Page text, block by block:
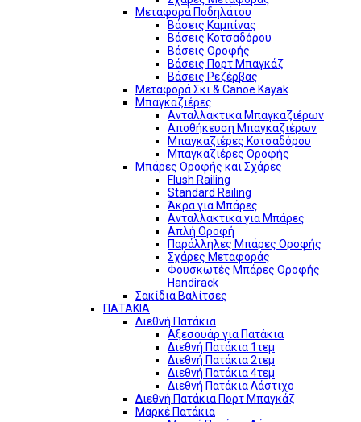
Μεταφορά Ποδηλάτου
Βάσεις Καμπίνας
Βάσεις Κοτσαδόρου
Βάσεις Οροφής
Βάσεις Πορτ Μπαγκάζ
Βάσεις Ρεζέρβας
Μεταφορά Σκι & Canoe Kayak
Μπαγκαζιέρες
Ανταλλακτικά Μπαγκαζιέρων
Αποθήκευση Μπαγκαζιέρων
Μπαγκαζιέρες Κοτσαδόρου
Μπαγκαζιέρες Οροφής
Μπάρες Οροφής και Σχάρες
Flush Railing
Standard Railing
Άκρα για Μπάρες
Ανταλλακτικά για Μπάρες
Απλή Οροφή
Παράλληλες Μπάρες Οροφής
Σχάρες Μεταφοράς
Φουσκωτές Μπάρες Οροφής
Handirack
Σακίδια Βαλίτσες
ΠΑΤΑΚΙΑ
Διεθνή Πατάκια
Αξεσουάρ για Πατάκια
Διεθνή Πατάκια 1τεμ
Διεθνή Πατάκια 2τεμ
Διεθνή Πατάκια 4τεμ
Διεθνή Πατάκια Λάστιχο
Διεθνή Πατάκια Πορτ Μπαγκάζ
Μαρκέ Πατάκια